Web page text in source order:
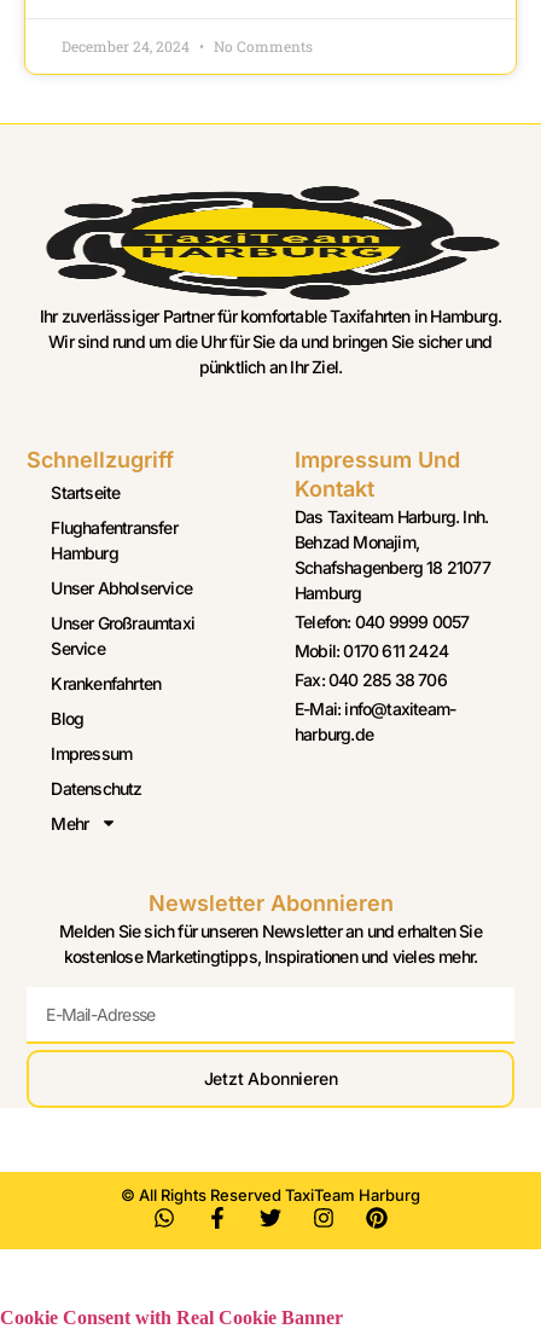
December 24, 2024 No Comments
Ihr zuverlässiger Partner für komfortable Taxifahrten in Hamburg.
Wir sind rund um die Uhr für Sie da und bringen Sie sicher und
pünktlich an Ihr Ziel.
Schnellzugriff
Startseite
Flughafentransfer
Hamburg
Unser Abholservice
Unser Großraumtaxi
Service
Krankenfahrten
Blog
Impressum
Datenschutz
Mehr
Impressum Und
Kontakt
Das Taxiteam Harburg. Inh.
Behzad Monajim,
Schafshagenberg 18 21077
Hamburg
Telefon: 040 9999 0057
Mobil: 0170 611 2424
Fax: 040 285 38 706
E-Mai: info@taxiteam-
harburg.de
Newsletter Abonnieren
Melden Sie sich für unseren Newsletter an und erhalten Sie
kostenlose Marketingtipps, Inspirationen und vieles mehr.
Jetzt Abonnieren
© All Rights Reserved TaxiTeam Harburg
Cookie Consent with Real Cookie Banner